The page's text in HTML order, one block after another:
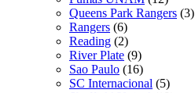
Queens Park Rangers (3)
Rangers (6)
Reading (2)
River Plate (9)
Sao Paulo (16)
SC Internacional (5)